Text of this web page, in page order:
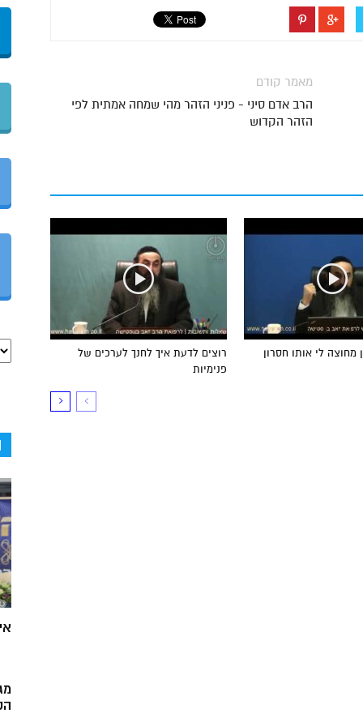
מאמר קודם
הרב אדם סיני - פניני הזהר מהי שמחה אמתית לפי
הזהר הקדוש
רוצים לדעת איך לחנך לערכים של
פנימיות
מחוצה לי אותו חסרון